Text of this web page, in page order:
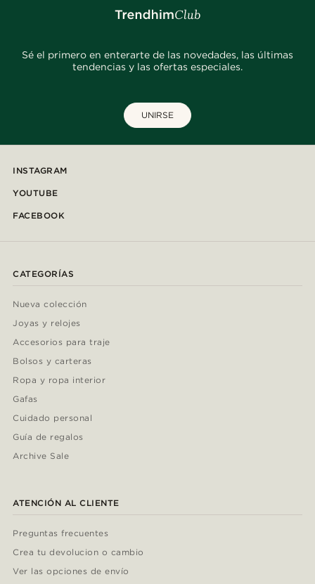
Sé el primero en enterarte de las novedades, las últimas
tendencias y las ofertas especiales.
UNIRSE
INSTAGRAM
YOUTUBE
FACEBOOK
CATEGORÍAS
Nueva colección
Joyas y relojes
Accesorios para traje
Bolsos y carteras
Ropa y ropa interior
Gafas
Cuidado personal
Guía de regalos
Archive Sale
ATENCIÓN AL CLIENTE
Preguntas frecuentes
Crea tu devolucion o cambio
Ver las opciones de envío